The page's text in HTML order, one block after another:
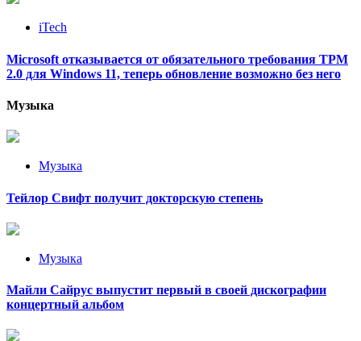
iTech
Microsoft отказывается от обязательного требования TPM
2.0 для Windows 11, теперь обновление возможно без него
Музыка
Музыка
Тейлор Свифт получит докторскую степень
Музыка
Майли Сайрус выпустит первый в своей дискографии
концертный альбом